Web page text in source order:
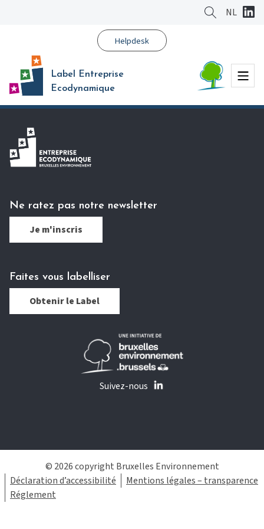
NL
Helpdesk
Label Entreprise
Ecodynamique
Menu
Ne ratez pas notre newsletter
Je m'inscris
Faites vous labelliser
Obtenir le Label
Suivez-nous
© 2026 copyright Bruxelles Environnement
Déclaration d’accessibilité
Mentions légales – transparence
Réglement